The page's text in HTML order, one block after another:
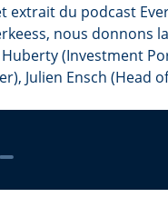
extrait du podcast
nous donnons
Huberty (Investment
Julien Ensch (Head
sur les six
de
artificielle, le